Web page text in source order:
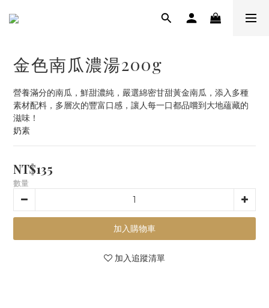
金色南瓜濃湯200g
營養滿分的南瓜，鮮甜濃純，嚴選綿密甘甜黃金南瓜，添入多種
素材配料，多層次的豐富口感，讓人每一口都品嚐到大地蘊藏的
滋味！
奶素
NT$135
數量
加入購物車
加入追蹤清單